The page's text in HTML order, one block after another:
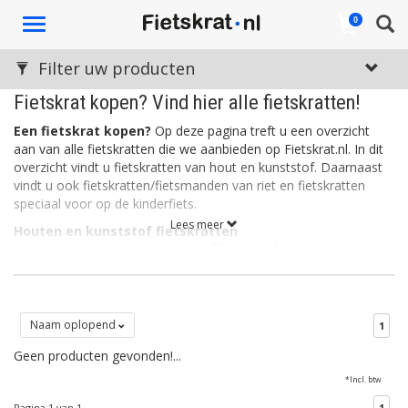
Toggle
0
Fietskrat kopen? Vind hier alle fietskratten!
Een fietskrat kopen? Op deze pagina treft u een overzicht
aan van alle fietskratten die we aanbieden op Fietskrat.nl. In dit
overzicht vindt u fietskratten van hout en kunststof. Daarnaast
vindt u ook fietskratten/fietsmanden van riet en fietskratten
speciaal voor op de kinderfiets.
Houten en kunststof fietskratten
fietskratten daarentegen, ogen rustig en stoer. Het hout is vaak
bewerkt zodat de kratten bestemd zijn tegen allerlei
weersinvloeden.
Een rieten fietskrat is eigenlijk een fietsmand in de vorm van een
Lees meer
Filter uw producten
Naam oplopend 1
Geen producten gevonden!...
*Incl. btw